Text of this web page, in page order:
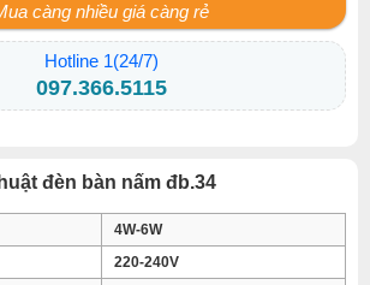
càng nhiều giá càng rẻ
Hotline 1(24/7)
097.366.5115
đèn bàn nấm đb.34
4W-6W
220-240V